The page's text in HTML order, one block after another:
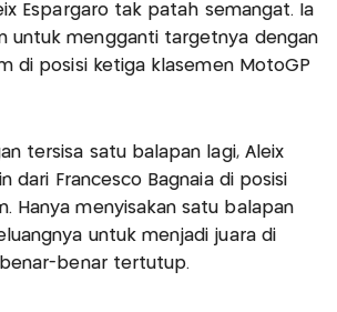
Espargaro tak patah semangat. Ia
untuk mengganti targetnya dengan
di posisi ketiga klasemen MotoGP
tersisa satu balapan lagi, Aleix
dari Francesco Bagnaia di posisi
Hanya menyisakan satu balapan
untuk menjadi juara di
benar tertutup.